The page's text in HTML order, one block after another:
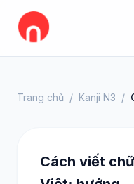
Trang chủ / Kanji N3 /
Cách viết